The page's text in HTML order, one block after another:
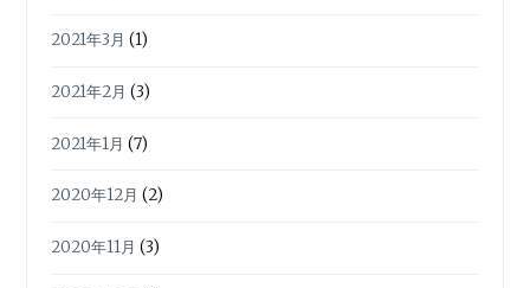
2021年3月 (1)
2021年2月 (3)
2021年1月 (7)
2020年12月 (2)
2020年11月 (3)